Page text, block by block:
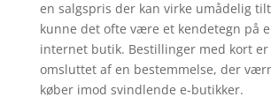
en salgspris der kan virke umådelig
kunne det ofte være et kendetegn på
internet butik. Bestillinger med kort
omsluttet af en bestemmelse, der
køber imod svindlende e-butikker.